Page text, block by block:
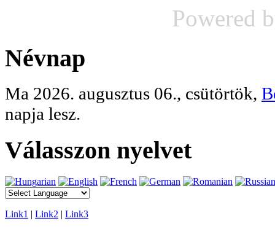
Powered
Névnap
Ma 2026. augusztus 06., csütörtök,
napja lesz.
Válasszon nyelvet
Link1 | Link2 | Link3